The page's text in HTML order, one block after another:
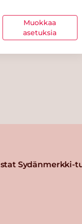
Sydänmerkki-
Muokkaa
asetuksia